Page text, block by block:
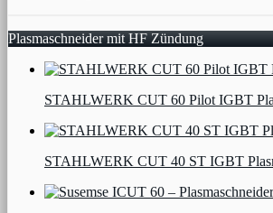
Plasmaschneider mit HF Zündung
STAHLWERK CUT 60 Pilot IGBT
STAHLWERK CUT 40 ST IGBT